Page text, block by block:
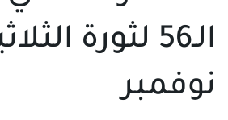
الـ56 لثورة
نوفمبر